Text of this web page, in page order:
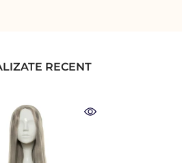
RECENT